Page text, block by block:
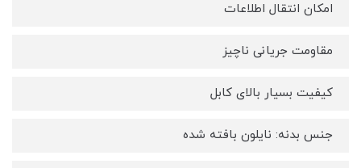
امکان انتقال اطلاعات
مقاومت جریانی ناچیز
کیفیت بسیار بالای کابل
جنس بدنه: نایلون بافته شده